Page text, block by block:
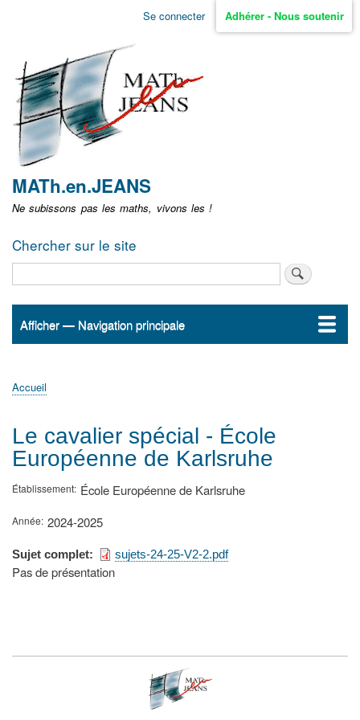
Aller
non
identifié
Se connecter Adhérer - Nous soutenir
MATh.en.JEANS
Ne subissons pas les maths, vivons les !
Chercher sur le site
Navigation
Afficher — Navigation principale
Accueil
ActualitésMATh.en.JEANS ?
Régions et Ateliers
Créer, gérer un atelier
Sujets/Publications
Congrès
d'Ariane
Accueil
Le cavalier spécial - École
Européenne de Karlsruhe
Établissement École Européenne de Karlsruhe
Année 2024-2025
Sujet complet
sujets-24-25-V2-2.pdf
Type
Pas de présentation